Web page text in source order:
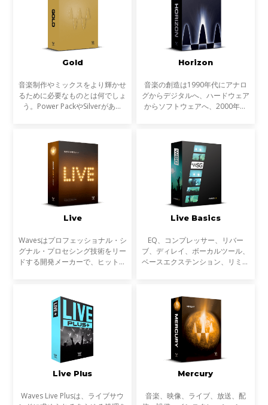
Gold
音楽制作やミックスをより輝かせ
るために必要なものとは何でしょ
う。Power PackやSilverがあれ
ックの個性を引き出し、より有機
的にバランスよく文字通
Horizon
音楽の創造は1990年代にアナロ
グからデジタルへ、ハードウェア
からソフトウェアへ、2000年代
作、ミキシング、マスタリングは
一般的なものになりました。
Live
Wavesはプロフェッショナル・シ
グナル・プロセシング技術をリー
ドする開発メーカーで、ヒットチ
ック、ゲーム音楽の制作に必ずと
言って良いほど使われ
Live Basics
EQ、コンプレッサー、リバー
ブ、ディレイ、ボーカルツール、
ベースエクステンション、リミッ
SoundGrid対応プラグインが含ま
れています。
Live Plus
Waves Live Plusは、ライブサウ
Mercury
音楽、映像、ライブ、放送、配